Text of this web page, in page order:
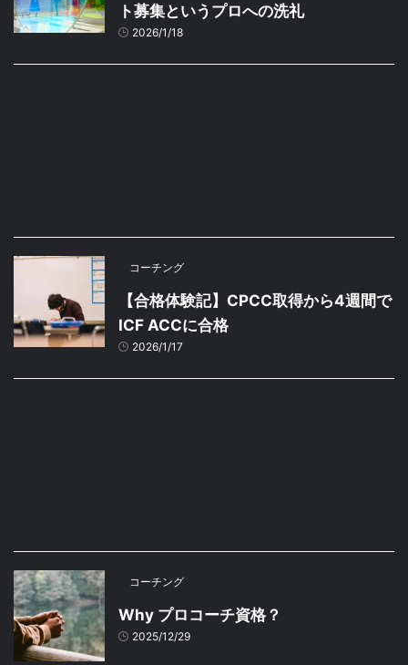
ト募集というプロへの洗礼
2026/1/18
コーチング
【合格体験記】CPCC取得から4週間で
ICF ACCに合格
2026/1/17
コーチング
Why プロコーチ資格？
2025/12/29